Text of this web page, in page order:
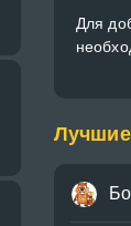
Для
Лучшие